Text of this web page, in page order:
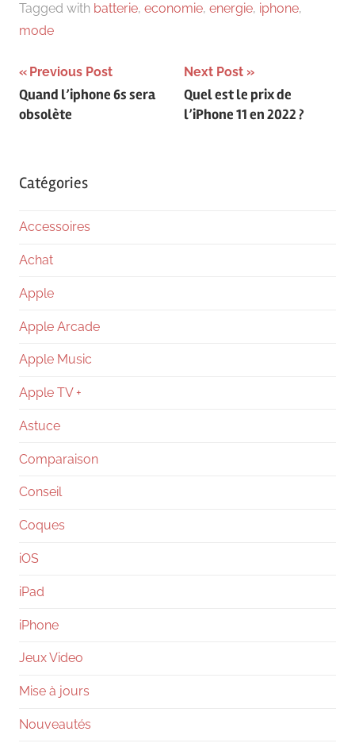
Tagged with batterie, economie, energie, iphone,
mode
Navigation
de
Previous Post
Quand l’iphone 6s sera
obsolète
Next Post
Quel est le prix de
l’iPhone 11 en 2022 ?
Catégories
Accessoires
Achat
Apple
Apple Arcade
Apple Music
Apple TV +
Astuce
Comparaison
Conseil
Coques
iOS
iPad
iPhone
Jeux Video
Mise à jours
Nouveautés